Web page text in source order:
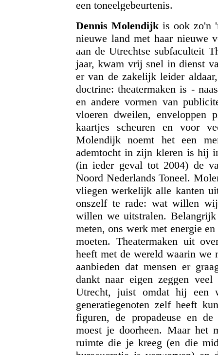
een toneelgebeurtenis.
Dennis Molendijkis ook zo'n
nieuwe land met haar nieuwe
aan de Utrechtse subfaculteit
jaar, kwam vrij snel in dienst
er van de zakelijk leider
doctrine: theatermaken is -
en andere vormen van
vloeren dweilen, enveloppen
kaartjes scheuren en voor
Molendijk noemt het een
ademtocht in zijn kleren is hij
(in ieder geval tot 2004) de
Noord Nederlands Toneel.
vliegen werkelijk alle kanten
onszelf te rade: wat willen
willen we uitstralen.
meten, ons werk met energie
moeten. Theatermaken uit
heeft met de wereld waarin we
aanbieden dat mensen er
dankt naar eigen zeggen veel
Utrecht, juist omdat hij een
generatiegenoten zelf heeft
figuren, de propadeuse en
moest je doorheen. Maar het
ruimte die je kreeg (en die